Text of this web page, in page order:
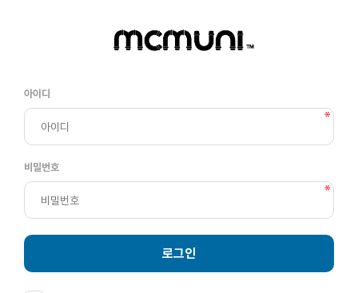
아이디
비밀번호
로그인